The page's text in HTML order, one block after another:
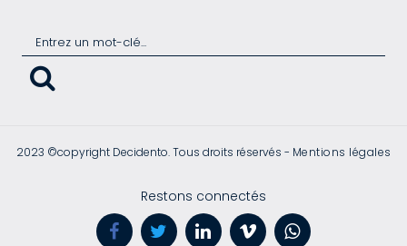
2023 ©copyright Decidento. Tous droits réservés - Mentions légales
Restons connectés